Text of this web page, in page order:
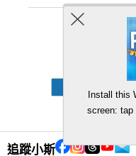
追蹤小斯
Install this
screen: tap